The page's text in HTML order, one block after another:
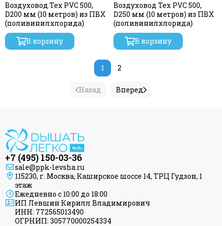
Воздуховод Tex PVC 500,
D200 мм (10 метров) из ПВХ
(поливинилхлорида)
В корзину
Воздуховод Tex PVC 500,
D250 мм (10 метров) из ПВХ
(поливинилхлорида)
В корзину
Назад
1 2
Вперед
+7 (495) 150-03-36
sale@ppk-levsha.ru
115230, г. Москва, Каширское шоссе 14, ТРЦ Гудзон, 1
этаж
Ежедневно с 10:00 до 18:00
ИП Левшин Кирилл Владимирович
ИНН: 772565013490
ОГРНИП: 305770000254334